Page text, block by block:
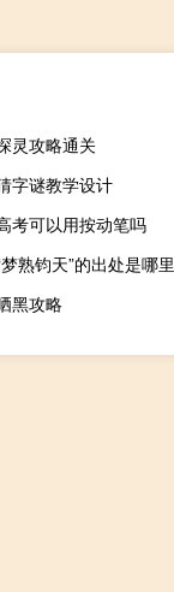
灵攻略通关
字谜教学设计
考可以用按动笔吗
梦熟钧天”的出处是哪里
黑攻略